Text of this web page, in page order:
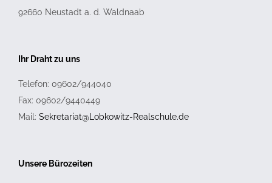
92660 Neustadt a. d. Waldnaab
Ihr Draht zu uns
Telefon: 09602/944040
Fax: 09602/9440449
Mail: Sekretariat@Lobkowitz-Realschule.de
Unsere Bürozeiten